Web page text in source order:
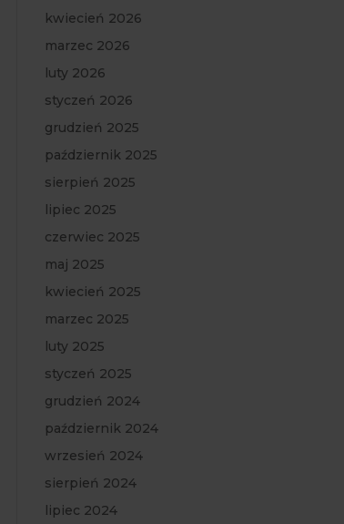
kwiecień 2026
marzec 2026
luty 2026
styczeń 2026
grudzień 2025
październik 2025
sierpień 2025
lipiec 2025
czerwiec 2025
maj 2025
kwiecień 2025
marzec 2025
luty 2025
styczeń 2025
grudzień 2024
październik 2024
wrzesień 2024
sierpień 2024
lipiec 2024